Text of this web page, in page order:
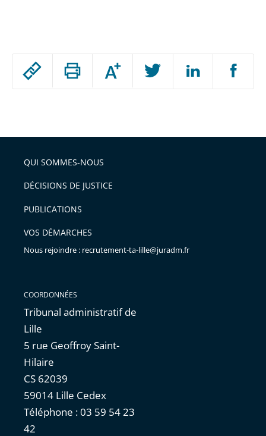
Passer
arriver
après
Augmenter
ou
l'article
pour
avant
QUI SOMMES-NOUS
DÉCISIONS DE JUSTICE
PUBLICATIONS
VOS DÉMARCHES
Nous rejoindre : recrutement-ta-lille@juradm.fr
COORDONNÉES
Tribunal administratif de
Lille
5 rue Geoffroy Saint-
Hilaire
CS 62039
59014 Lille Cedex
Téléphone : 03 59 54 23
42